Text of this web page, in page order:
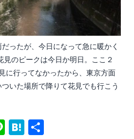
ったが、今日になって急に暖かく
見のピークは今日か明日。ここ２
に行ってなかったから、東京方面
いた場所で降りて花見でも行こう
Li H